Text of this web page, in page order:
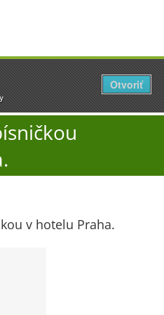
v hotelu Praha.
Otevřít
Otvoriť